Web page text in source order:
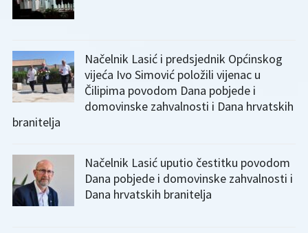
Načelnik Lasić i predsjednik Općinskog
vijeća Ivo Simović položili vijenac u
Čilipima povodom Dana pobjede i
domovinske zahvalnosti i Dana hrvatskih
branitelja
Načelnik Lasić uputio čestitku povodom
Dana pobjede i domovinske zahvalnosti i
Dana hrvatskih branitelja